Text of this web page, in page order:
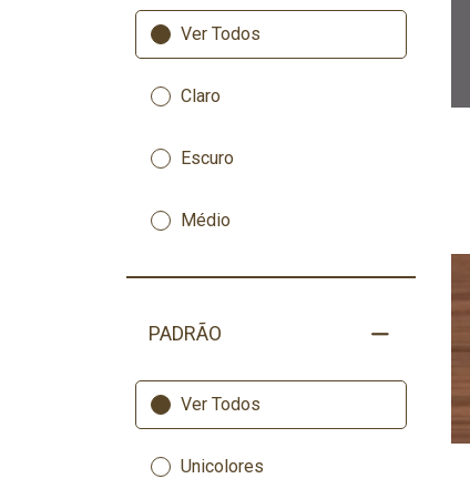
Ver Todos
Claro
Escuro
Médio
PADRÃO
Ver Todos
Unicolores